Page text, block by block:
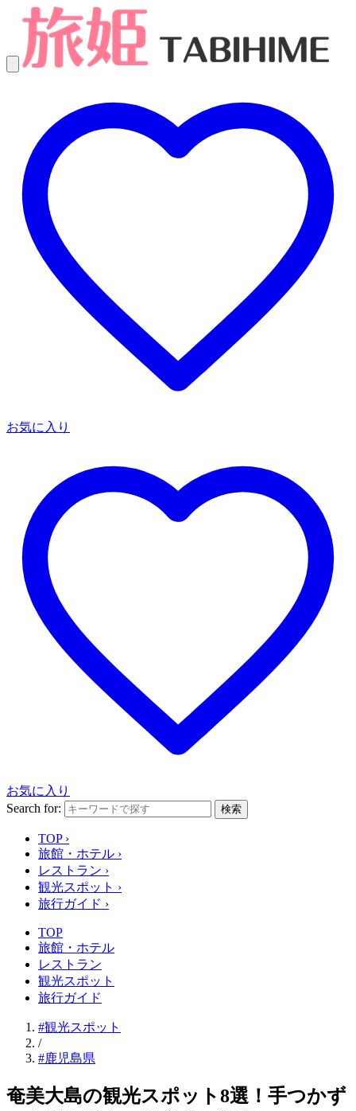
お気に入り
お気に入り
Search for:
検索
TOP ›
旅館・ホテル ›
レストラン ›
観光スポット ›
旅行ガイド ›
TOP
旅館・ホテル
レストラン
観光スポット
旅行ガイド
#観光スポット
/
#鹿児島県
奄美大島の観光スポット8選！手つかず